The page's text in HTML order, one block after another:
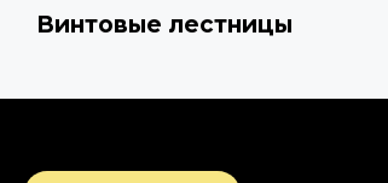
Винтовые лестницы